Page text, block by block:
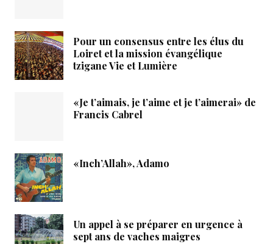
Pour un consensus entre les élus du
Loiret et la mission évangélique
tzigane Vie et Lumière
«Je t’aimais, je t’aime et je t’aimerai» de
Francis Cabrel
«Inch’Allah», Adamo
Un appel à se préparer en urgence à
sept ans de vaches maigres